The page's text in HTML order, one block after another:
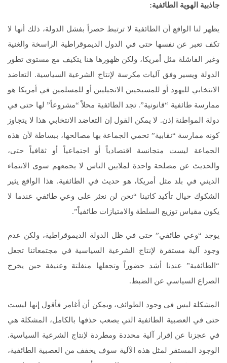
جاذبية الهوية الطائفية:
يظهر لنا الواقع أن الطائفية لا ترتبط حصراً بفشل الدولة، ذلك أنها لا
تكف تعبر عن نفسها حتى في الدول الديموقراطية الراسخة والغنية
وغير الفاشلة مثل أمريكا، ولكن ظهورها هنا يتكيف مع مستوى تطور
الدولة ويسير وفق آليات مكرسة لإنتاج الشرعية السياسية. التعاضد
الانتخابي لليهود أو للمسيحيين الانجيليين أو للمسلمين في أمريكا هو
ممارسة طائفية “قانونية”. تجد الطائفية محلاً “مشروعاً” لها حتى في
دولة المواطنة إذن. لا يمكن القول إن التعاضد الانتخابي هذا لا يتجاوز
كونه ممارسة “نقابية” تحمي الجماعة بها مصالحها، ببساطة لأن هذه
الجماعة ليست متجانسة اقتصادياً أو اجتماعياً أو ثقافياً حتى،
والحديث عن مصلحة واحدة لملايين الناس لا يجمعهم سوى الانتماء
الديني في بلد مثل أمريكا، هو حديث في الطائفية. هذا الواقع يثير
الشكوك حيال تأكيد كاتبنا “نحن لن نعثر على وعي طائفي عندما لا
يكون مقياس توزيع السلطة والامتيازات طائفياً”.
يوجد “وعي طائفي” حتى في ظل الدولة الديموقراطية، ولكن عدم
وجود آلية مستقرة لإنتاج الشرعية السياسية في مجتمعاتنا تجعل
“الطائفية” عندنا أشد حضوراً وتجعلها منفلتة وعنيفة حين يخرج
الصراع السياسي عن الضبط.
المشكلة ليس في وجود الطوائف، ويمكن أن أغامر فأقول إنها ليست
حتى في العصبية الطائفية التي يصعب حذفها بالكامل، المشكلة هي
في عجزنا عن إقرار آلية محددة ومطردة لإنتاج الشرعية السياسية.
الوجود المستقر لمثل هذه الآلية سوف يخفف من العصبية الطائفية،